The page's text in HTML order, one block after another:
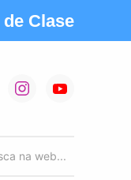
Clase
na web...